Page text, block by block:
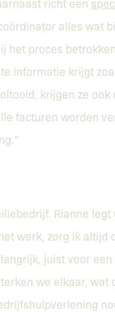
richt een
alles wat
het proces
informatie krijgt
krijgen ze
facturen worden
Rianne legt
werk, zorg ik altijd
juist voor
we elkaar, wat